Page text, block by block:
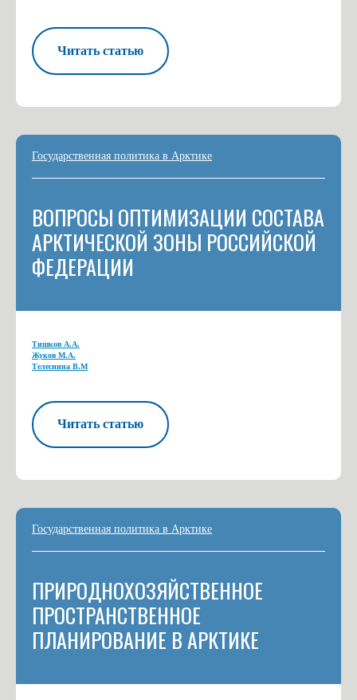
Читать статью
Государственная политика в Арктике
ВОПРОСЫ ОПТИМИЗАЦИИ СОСТАВА
АРКТИЧЕСКОЙ ЗОНЫ РОССИЙСКОЙ
ФЕДЕРАЦИИ
Тишков А.А.
Жуков М.А.
Телеснина В.М
Читать статью
Государственная политика в Арктике
ПРИРОДНОХОЗЯЙСТВЕННОЕ
ПРОСТРАНСТВЕННОЕ
ПЛАНИРОВАНИЕ В АРКТИКЕ